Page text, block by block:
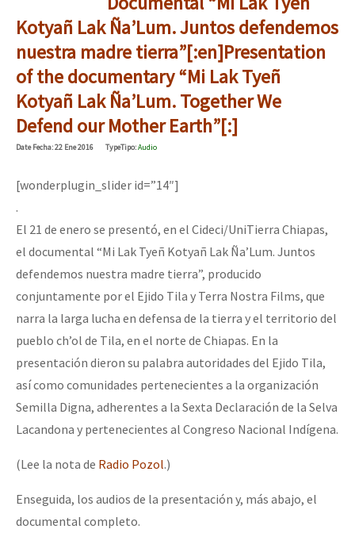
Kotyañ Lak Ña’Lum. Juntos defendemos
nuestra madre tierra”[:en]Presentation
of the documentary “Mi Lak Tyeñ
Kotyañ Lak Ña’Lum. Together We
Defend our Mother Earth”[:]
DateFecha: 22 Ene 2016 TypeTipo:Audio
[wonderplugin_slider id=”14″]
.
El 21 de enero se presentó, en el Cideci/UniTierra Chiapas,
el documental “Mi Lak Tyeñ Kotyañ Lak Ña’Lum. Juntos
defendemos nuestra madre tierra”, producido
conjuntamente por el Ejido Tila y Terra Nostra Films, que
narra la larga lucha en defensa de la tierra y el territorio del
pueblo ch’ol de Tila, en el norte de Chiapas. En la
presentación dieron su palabra autoridades del Ejido Tila,
así como comunidades pertenecientes a la organización
Semilla Digna, adherentes a la Sexta Declaración de la Selva
Lacandona y pertenecientes al Congreso Nacional Indígena.
(Lee la nota de Radio Pozol.)
Enseguida, los audios de la presentación y, más abajo, el
documental completo.